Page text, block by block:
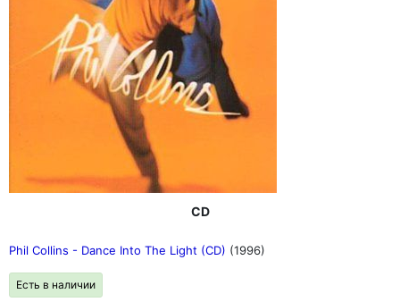
CD
Phil Collins - Dance Into The Light (CD) (1996)
Есть в наличии